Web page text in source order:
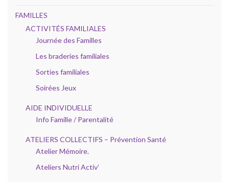
FAMILLES
ACTIVITÉS FAMILIALES
Journée des Familles
Les braderies familiales
Sorties familiales
Soirées Jeux
AIDE INDIVIDUELLE
Info Famille / Parentalité
ATELIERS COLLECTIFS – Prévention Santé
Atelier Mémoire.
Ateliers Nutri Activ’